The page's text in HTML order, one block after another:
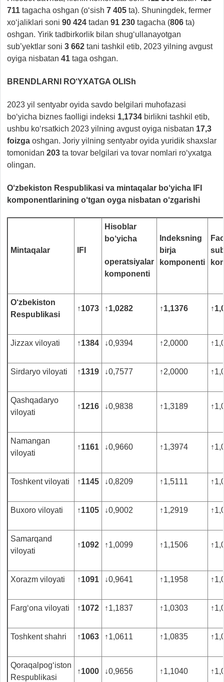
711 tagacha oshgan (o‘sish 7 405 ta). Shuningdek, fermer
xo‘jaliklari soni 90 424 tadan 91 230 tagacha (806 ta)
oshgan. Yirik tadbirkorlik bilan shug‘ullanayotgan
sub’yektlar soni 3 662 tani tashkil etib, 2023 yilning avgust
oyiga nisbatan 41 taga oshgan.
BRENDLARNI RO‘YXATGA OLISh
2023 yil sentyabr oyida savdo belgilari muhofazasi
bo‘yicha biznes faolligi indeksi 1,1734 birlikni tashkil etib,
ushbu ko‘rsatkich 2023 yilning avgust oyiga nisbatan 17,3
foizga oshgan. Joriy yilning sentyabr oyida yuridik shaxslar
tomonidan 203 ta tovar belgilari va tovar nomlari ro‘yxatga
olingan.
O‘zbekiston Respublikasi va mintaqalar bo‘yicha IFI
komponentlarining o‘tgan oyga nisbatan o‘zgarishi
Mintaqalar FI
Hisoblar
bo‘yicha
operatsiyalar
komponenti
Indeksning
birja
komponenti
O‘zbekiston
Respublikasi
↑1073 ↑1,0282 ↑1,1376 ↑
Jizzax viloyati ↑1384 ↓0,9394 ↑2,0000 ↑
Sirdaryo viloyati ↑1319 ↓0,7577 ↑2,0000 ↑
Qashqadaryo
viloyati
↑1216 ↓0,9838 ↑1,3189 ↑
Namangan
viloyati
↑1161 ↓0,9660 ↑1,3974 ↑
Toshkent viloyati ↑1145 ↓0,8209 ↑1,5111 ↑
Buxoro viloyati ↑1105 ↓0,9002 ↑1,2919 ↑
Samarqand
viloyati
↑1092 ↑1,0099 ↑1,1506 ↑
Xorazm viloyati ↑1091 ↓0,9641 ↑1,1958 ↑
Farg‘ona viloyati ↑1072 ↑1,1837 ↑1,0303 ↑
Toshkent shahri ↑1063 ↑1,0611 ↑1,0835 ↑
Qoraqalpog‘iston
Respublikasi
↑1000 ↓0,9656 ↑1,1040 ↑